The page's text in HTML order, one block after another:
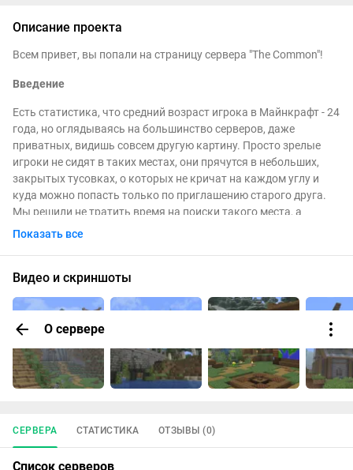
О сервере
Описание проекта
Всем привет, вы попали на страницу сервера "The Common"!
Введение
Есть статистика, что средний возраст игрока в Майнкрафт - 24
года, но оглядываясь на большинство серверов, даже
приватных, видишь совсем другую картину. Просто зрелые
игроки не сидят в таких местах, они прячутся в небольших,
закрытых тусовках, о которых не кричат на каждом углу и
куда можно попасть только по приглашению старого друга.
Мы решили не тратить время на поиски такого места, а
построить его с нуля.
Так появилсяThe Common.
О нас
Это не просто название, а наша главная идея, "общая почва"
для людей со схожим мировоззрением. Мы считаем, что
атмосфера на этой почве не создаётся искусственно:
плагинами и фичами, она рождается сама, когда убираешь всё
лишнее.
вычли, именно поэтому здесь нет гонки за ресурсами, а есть
историю, где каждое знакомство, каждая постройка, каждое
Показать все
Видео и скриншоты
СЕРВЕРА СТАТИСТИКА ОТЗЫВЫ (0)
Список серверов